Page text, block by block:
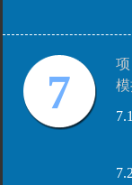
7
7.1
7.2